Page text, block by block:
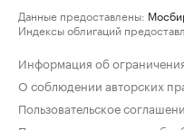
Данные предоставлены:
Индексы облигаций
Информация об
О соблюдении авторских
Пользовательское